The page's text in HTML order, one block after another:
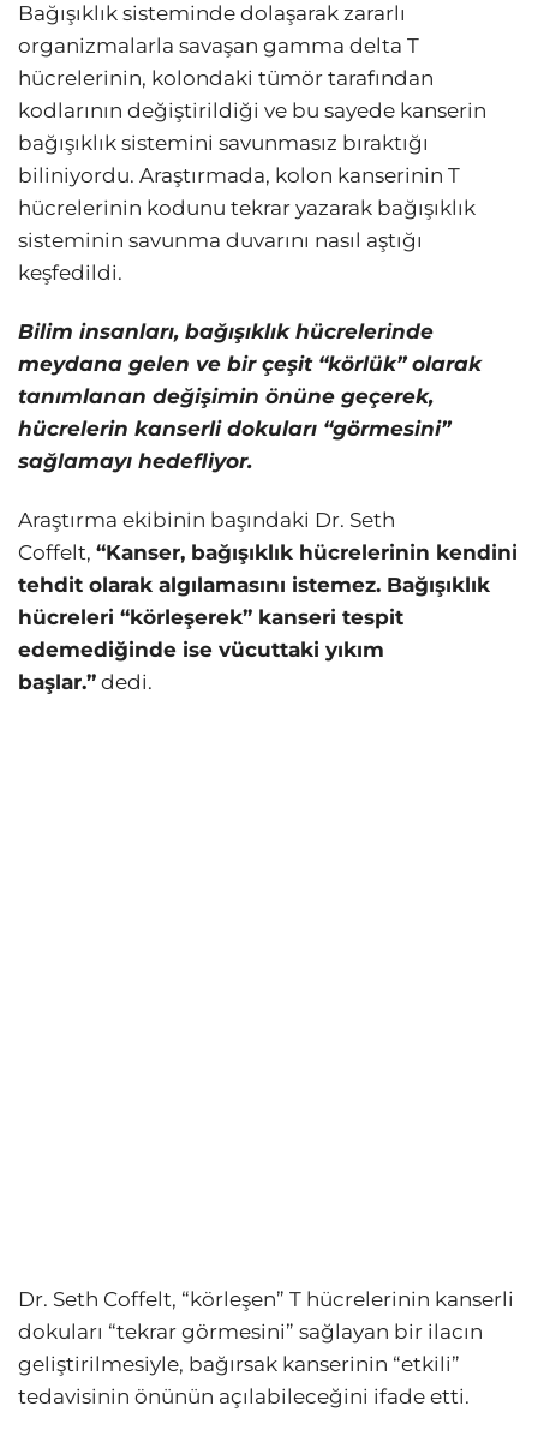
Bağışıklık sisteminde dolaşarak zararlı
organizmalarla savaşan gamma delta T
hücrelerinin, kolondaki tümör tarafından
kodlarının değiştirildiği ve bu sayede kanserin
bağışıklık sistemini savunmasız bıraktığı
biliniyordu. Araştırmada, kolon kanserinin T
hücrelerinin kodunu tekrar yazarak bağışıklık
sisteminin savunma duvarını nasıl aştığı
keşfedildi.
Bilim insanları, bağışıklık hücrelerinde
meydana gelen ve bir çeşit “körlük” olarak
tanımlanan değişimin önüne geçerek,
hücrelerin kanserli dokuları “görmesini”
sağlamayı hedefliyor.
Araştırma ekibinin başındaki Dr. Seth
Coffelt, “Kanser, bağışıklık hücrelerinin kendini
tehdit olarak algılamasını istemez. Bağışıklık
hücreleri “körleşerek” kanseri tespit
edemediğinde ise vücuttaki yıkım
başlar.” dedi.
Dr. Seth Coffelt, “körleşen” T hücrelerinin kanserli
dokuları “tekrar görmesini” sağlayan bir ilacın
geliştirilmesiyle, bağırsak kanserinin “etkili”
tedavisinin önünün açılabileceğini ifade etti.